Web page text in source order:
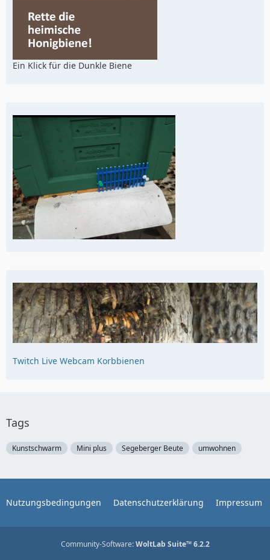
Ein Klick für die Dunkle Biene
Twitch Live Webcam Korbbienen
Tags
Kunstschwarm Mini plus Segeberger Beute umwohnen
Nutzungsbedingungen Datenschutzerklärung Impressum
Community-Software:WoltLab Suite™ 6.2.2